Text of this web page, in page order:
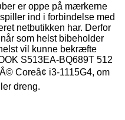
er oppe på mærkerne
ind i forbindelse med
netbutikken har. Derfor
som helst bibeholder
vil kunne bekræfte
S513EA-BQ689T 512
Coreâ¢ i3-1115G4, om
dreng.